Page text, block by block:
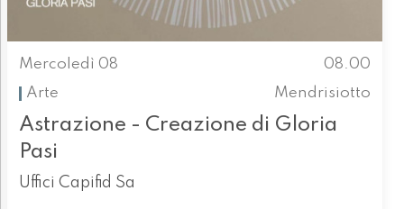
Mercoledì 08
08.00
Arte
Mendrisiotto
Astrazione - Creazione di Gloria
Pasi
Uffici Capifid Sa